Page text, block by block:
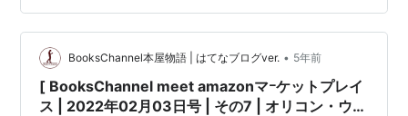
約終了。 そして３月１６日付けでノジマステラの礎を築
いた『菅野将晃』がフロント入りし、同年７月１日から
GM兼…BooksChannel本屋物語 | はてなブログver. • 5年前
[ BooksChannel meet amazonマｰケットプレイ
ス | 2022年02月03日号 | その7 | オリコン・ウィ